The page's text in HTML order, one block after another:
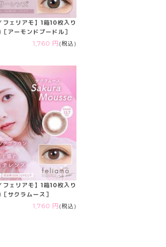
ェリアモ】1箱10枚入り
アーモンドプードル］
1,760 円 (税込)
ェリアモ】1箱10枚入り
サクラムース］
1,760 円 (税込)